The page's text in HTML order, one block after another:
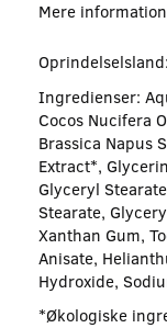
Mere information
Ingredienser:
Cocos Nucifera
Brassica Napus
Extract*,
Glyceryl
Stearate,
Xanthan Gum,
Anisate,
Hydroxide,
*Økologiske